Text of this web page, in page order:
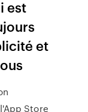
est
et
Store